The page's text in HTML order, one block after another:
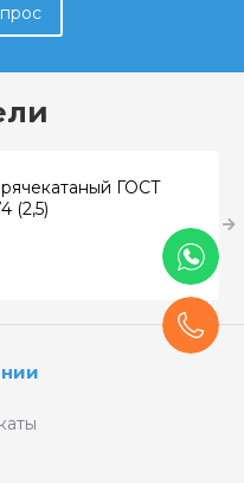
ГОСТ
(2,5)